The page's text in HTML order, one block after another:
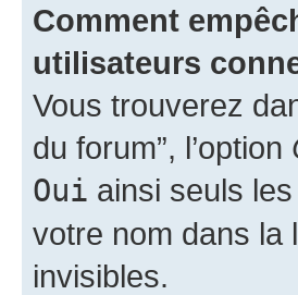
Comment
utilisateurs
Vous trouverez
du forum”, l’option
Oui ainsi seuls
votre nom dans la
invisibles.